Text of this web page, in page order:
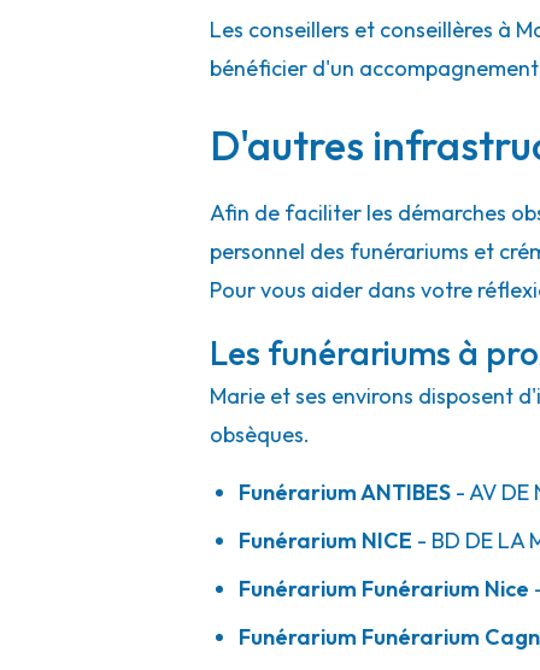
Services Funéraires Gautier Robaut
39 Rue Gioffredo-06000 Nice
A votre écoute 24h/24 7j/7
Les conseillers et conseillères à
bénéficier d'un
D'autres
Afin de faciliter les démarches
personnel des funérariums et
Pour vous aider dans votre
Les funérariums à
Marie et ses environs disposent
obsèques.
FunérariumANTIBES - AV DE
Funérarium NICE - BD DE LA
Funérarium Funérarium Nice
Funérarium Funérarium